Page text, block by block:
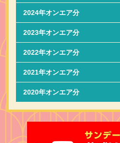
2024年オンエア分
2023年オンエア分
2022年オンエア分
2021年オンエア分
2020年オンエア分